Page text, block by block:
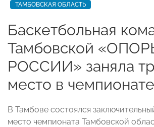
ТАМБОВСКАЯ ОБЛАСТЬ
Баскетбольная
Тамбовской
РОССИИ» заняла
место в
В Тамбове состоялся
место чемпионата Тамбовской